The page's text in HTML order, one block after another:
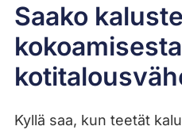
Saako
kokoamisesta
Kyllä saa, kun teetät